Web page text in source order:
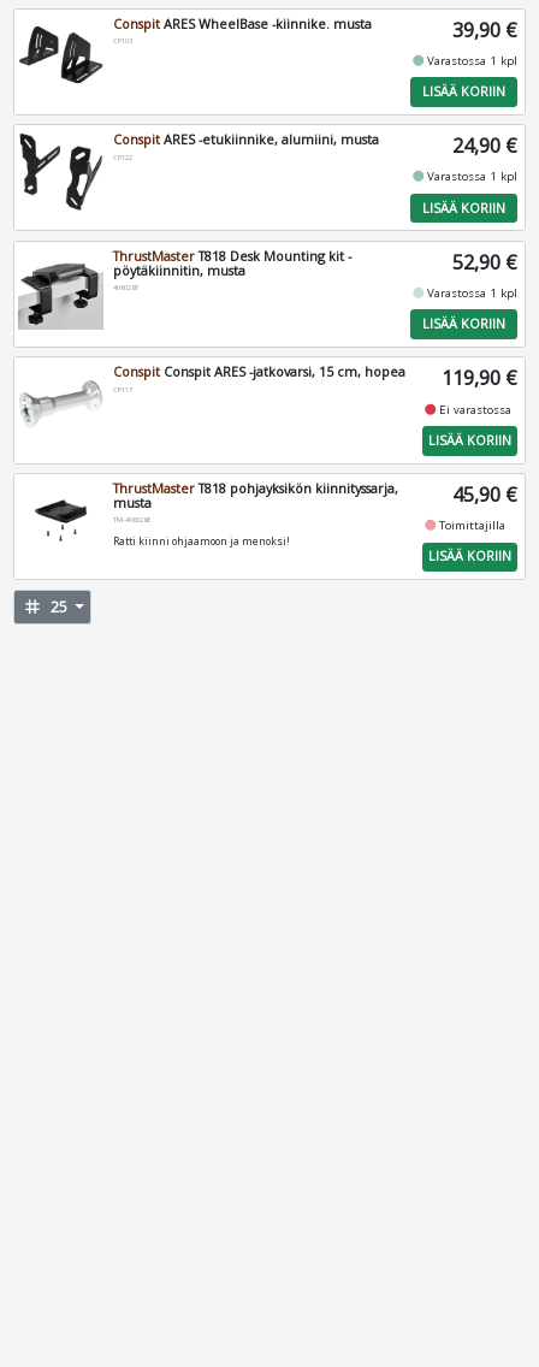
Conspit ARES WheelBase -kiinnike. musta
CP103 39,90 €
fiber_manual_recordVarastossa 1 kpl
LISÄÄ KORIIN
Conspit ARES -etukiinnike, alumiini, musta
CP122 24,90 €
fiber_manual_recordVarastossa 1 kpl
LISÄÄ KORIIN
ThrustMasterT818 Desk Mounting kit -
pöytäkiinnitin, musta
4060287
52,90 €
fiber_manual_record Varastossa 1 kpl
LISÄÄ KORIIN
Conspit Conspit ARES -jatkovarsi, 15 cm, hopea
CP117 119,90 €
fiber_manual_record Ei varastossa
LISÄÄ KORIIN
ThrustMasterT818 pohjayksikön kiinnityssarja,
musta
TM-4060286
Ratti kiinni ohjaamoon ja menoksi!
45,90 €
fiber_manual_recordToimittajilla
LISÄÄ KORIIN
tag 25